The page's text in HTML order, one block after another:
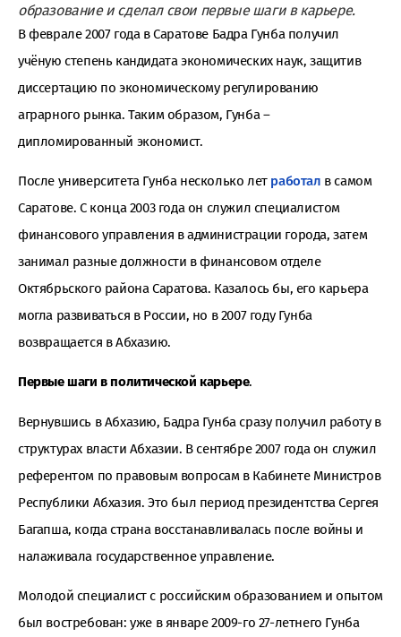
образование и сделал свои первые шаги в карьере.
В феврале 2007 года в Саратове Бадра Гунба получил
учёную степень кандидата экономических наук, защитив
диссертацию по экономическому регулированию
аграрного рынка. Таким образом, Гунба –
дипломированный экономист.
После университета Гунба несколько лет работал в самом
Саратове. С конца 2003 года он служил специалистом
финансового управления в администрации города, затем
занимал разные должности в финансовом отделе
Октябрьского района Саратова. Казалось бы, его карьера
могла развиваться в России, но в 2007 году Гунба
возвращается в Абхазию.
Первые шаги в политической карьере.
Вернувшись в Абхазию, Бадра Гунба сразу получил работу в
структурах власти Абхазии. В сентябре 2007 года он служил
референтом по правовым вопросам в Кабинете Министров
Республики Абхазия. Это был период президентства Сергея
Багапша, когда страна восстанавливалась после войны и
налаживала государственное управление.
Молодой специалист с российским образованием и опытом
был востребован: уже в январе 2009-го 27-летнего Гунба